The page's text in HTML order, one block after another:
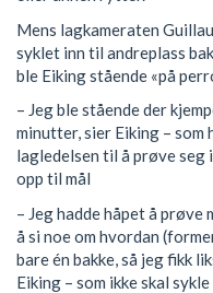
Mens lagkameraten
syklet inn til andreplass
ble Eiking stående «på
– Jeg ble stående der
minutter, sier Eiking – som
lagledelsen til å prøve seg
opp til mål
– Jeg hadde håpet å
å si noe om hvordan
bare én bakke, så jeg fikk
Eiking – som ikke skal